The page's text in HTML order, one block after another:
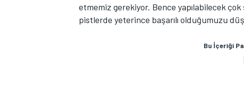
etmemiz gerekiyor. Bence yapılabilecek
pistlerde yeterince başarılı olduğumuzu
Bu İçeriği